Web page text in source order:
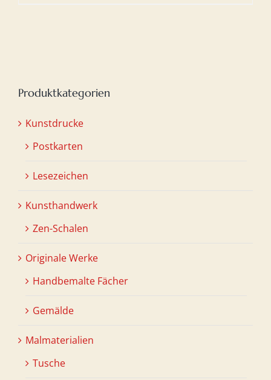
Produktkategorien
Kunstdrucke
Postkarten
Lesezeichen
Kunsthandwerk
Zen-Schalen
Originale Werke
Handbemalte Fächer
Gemälde
Malmaterialien
Tusche